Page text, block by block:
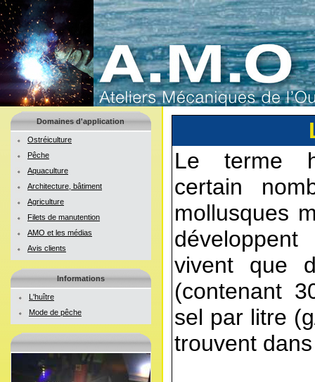
Domaines d'application
Ostréiculture
Pêche
Aquaculture
Architecture, bâtiment
Agriculture
Filets de manutention
AMO et les médias
Avis clients
Informations
L'huître
Mode de pêche
Le terme
certain
mollusques
vivent que
(contenant
sel par litre
trouvent